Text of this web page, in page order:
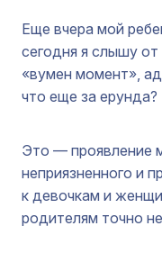
Еще вчера мой
сегодня я слышу
«вумен момент»,
что еще за ерунда?
Это — проявление
неприязненного и
к девочкам и
родителям точно